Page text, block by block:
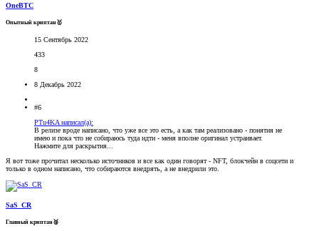
OneBTC
Опытный криптан🥇
15 Сентябрь 2022
433
8
8 Декабрь 2022
#6
PTu4KA написал(а):
В релизе вроде написано, что уже все это есть, а как там реализовано - понятия не
имею и пока что не собираюсь туда идти - меня вполне оригинал устраивает.
Нажмите для раскрытия...
Я вот тоже прочитал несколько источников и все как один говорят - NFT, блокчейн в соцсети и
только в одном написано, что собираются внедрять, а не внедрили это.
SaS_CR
Главный криптан🥈